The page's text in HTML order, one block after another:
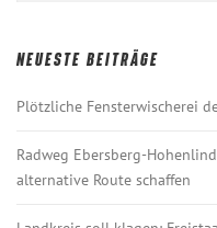
NEUESTE BEITRÄGE
Plötzliche Fensterwischerei
Radweg Ebersberg-
alternative Route schaffen